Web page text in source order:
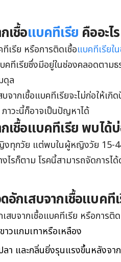
เชื้อแบคทีเรีย คืออะไร
เรีย หรือการติดเชื้อแบคทีเรียใ
ทีเรียซึ่งมีอยู่ในช่องคลอดตามธ
ดุล
จากเชื้อแบคทีเรียจะไม่ก่อให้เ
าวะนี้ก็อาจเป็นปัญหาได้
เชื้อแบคทีเรีย พบได้
ญิงทุกวัย แต่พบในผู้หญิงวัย
รก็ตาม โรคนี้สามารถจัดการไ
อักเสบจากเชื้อแบคที
สบจากเชื้อแบคทีเรีย หรือการ
วแกมเทาหรือเหลือง
า และกลิ่นยิ่งรุนแรงขึ้นหลังจ